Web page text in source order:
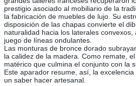
prestigio asociado al mobiliario de la
la fabricación de muebles de lujo. Su
disposición de las chapas convierte el
naturalidad hacia los laterales
juego de líneas ondulantes.
Las monturas de bronce dorado
la calidez de la madera. Como remate,
matérico que culmina el conjunto con la
Este aparador resume, así, la
un saber hacer artesanal.